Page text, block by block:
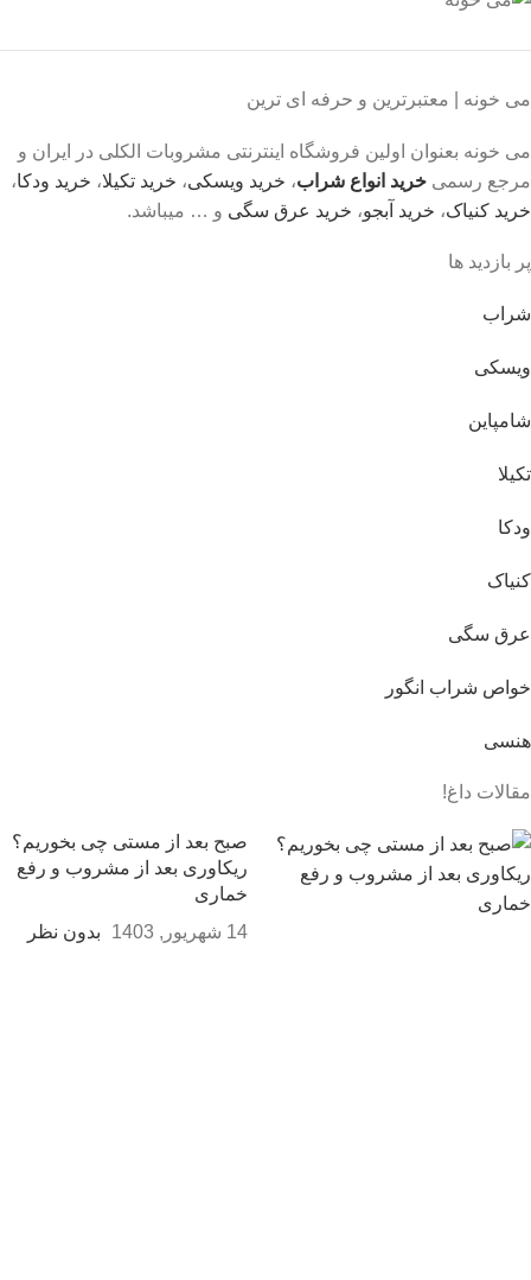
می خونه | معتبرترین و حرفه ای ترین
می خونه بعنوان اولین فروشگاه اینترنتی مشروبات الکلی در ایران و
مرجع رسمی خرید انواع شراب، خرید ویسکی، خرید تکیلا، خرید ودکا،
خرید کنیاک، خرید آبجو، خرید عرق سگی و … میباشد.
پر بازدید ها
شراب
ویسکی
شامپاین
تکیلا
ودکا
کنیاک
عرق سگی
خواص شراب انگور
هنسی
مقالات داغ!
صبح بعد از مستی چی بخوریم؟
ريكاوری بعد از مشروب و رفع
خماری
14 شهریور, 1403
بدون نظر